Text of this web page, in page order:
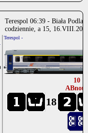
Terespol 06:39 - Biała
codziennie, a 15,
Terespol -
10
ABnouz
18